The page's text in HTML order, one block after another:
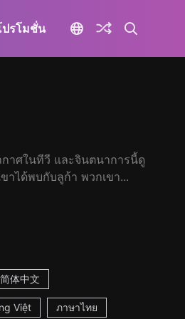
ปรโมชั่น
าศในทีวี และจินตนาการนี้ดู
าได้พบกับลูก้า พวกเขา...
简体中文
Việt ภาษาไทย